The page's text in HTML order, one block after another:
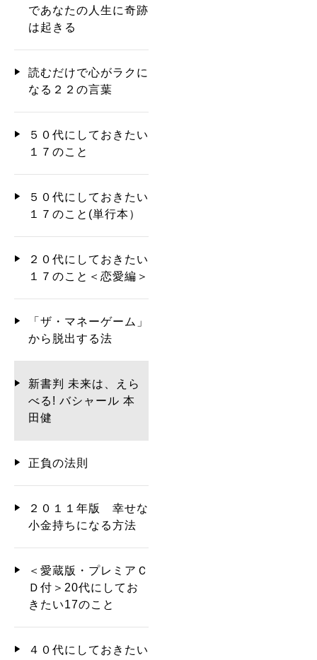
であなたの人生に奇跡
は起きる
読むだけで心がラクに
なる２２の言葉
５０代にしておきたい
１７のこと
５０代にしておきたい
１７のこと(単行本）
２０代にしておきたい
１７のこと＜恋愛編＞
「ザ・マネーゲーム」
から脱出する法
新書判 未来は、えら
べる! バシャール 本
田健
正負の法則
２０１１年版 幸せな
小金持ちになる方法
＜愛蔵版・プレミアＣ
Ｄ付＞20代にしてお
きたい17のこと
４０代にしておきたい